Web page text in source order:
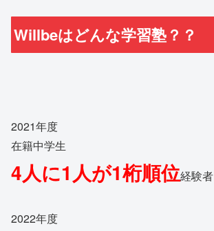
Willbeはどんな学習塾？？
2021年度
在籍中学生
4人に1人が1桁順位経験者
2022年度